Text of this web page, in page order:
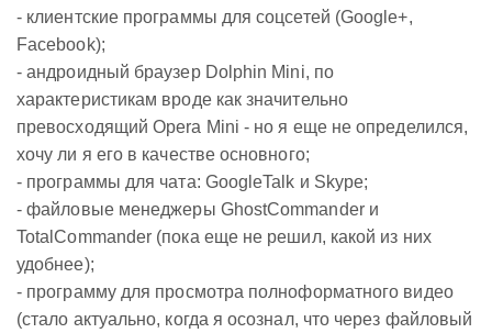
- клиентские программы для соцсетей (Google+,
Facebook);
- андроидный браузер Dolphin Mini, по
характеристикам вроде как значительно
превосходящий Opera Mini - но я еще не определился,
хочу ли я его в качестве основного;
- программы для чата: GoogleTalk и Skype;
- файловые менеджеры GhostCommander и
TotalCommander (пока еще не решил, какой из них
удобнее);
- программу для просмотра полноформатного видео
(стало актуально, когда я осознал, что через файловый